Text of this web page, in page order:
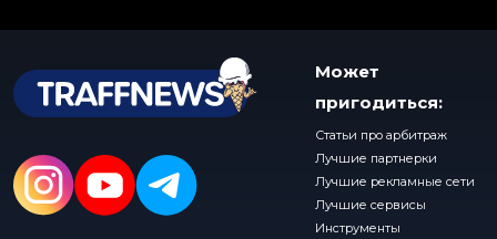
Может
пригодиться:
Статьи про арбитраж
Лучшие партнерки
Лучшие рекламные сети
Лучшие сервисы
Инструменты